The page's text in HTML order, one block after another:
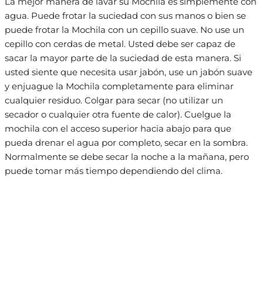
agua. Puede frotar la suciedad con sus manos o bien se
puede frotar la Mochila con un cepillo suave. No use un
cepillo con cerdas de metal. Usted debe ser capaz de
sacar la mayor parte de la suciedad de esta manera. Si
usted siente que necesita usar jabón, use un jabón suave
y enjuague la Mochila completamente para eliminar
cualquier residuo. Colgar para secar (no utilizar un
secador o cualquier otra fuente de calor). Cuelgue la
mochila con el acceso superior hacia abajo para que
pueda drenar el agua por completo, secar en la sombra.
Normalmente se debe secar la noche a la mañana, pero
puede tomar más tiempo dependiendo del clima.